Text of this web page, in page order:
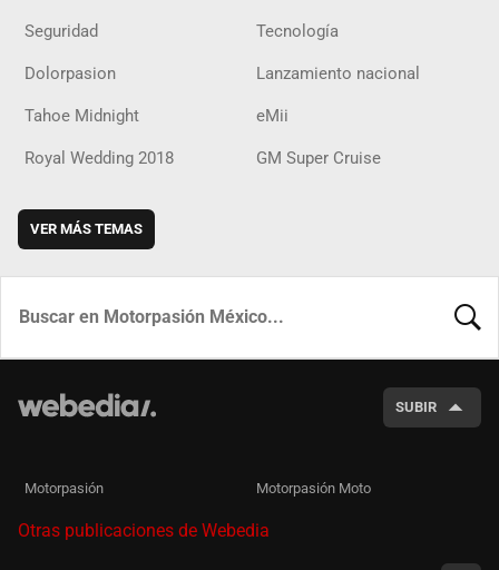
Seguridad Tecnología
Dolorpasion Lanzamiento nacional
Tahoe Midnight eMii
Royal Wedding 2018 GM Super Cruise
VER MÁS TEMAS
SUBIR
Motorpasión Motorpasión Moto
Otras publicaciones de Webedia